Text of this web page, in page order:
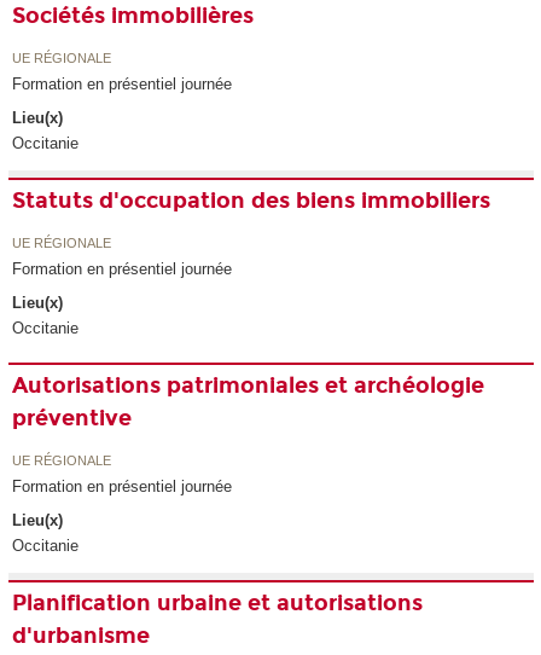
Sociétés immobilières
UE RÉGIONALE
Formation en présentiel journée
Lieu(x)
Occitanie
Statuts d'occupation des biens immobiliers
UE RÉGIONALE
Formation en présentiel journée
Lieu(x)
Occitanie
Autorisations patrimoniales et archéologie
préventive
UE RÉGIONALE
Formation en présentiel journée
Lieu(x)
Occitanie
Planification urbaine et autorisations
d'urbanisme